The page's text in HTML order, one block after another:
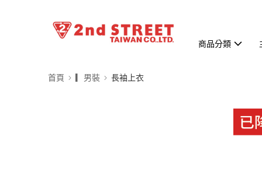
商品分類
首頁 ▎男裝 長袖上衣